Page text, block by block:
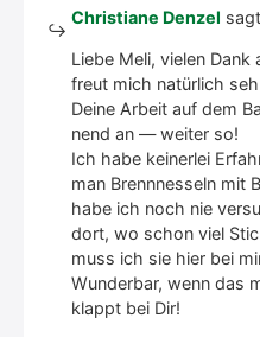
Christiane Denzel
Lie­be Meli, vie­len Dank
freut mich natür­lich
Dei­ne Arbeit auf dem
nend an — wei­ter so!
Ich habe kei­ner­lei
man Brenn­nes­seln mit
habe ich noch nie
dort, wo schon viel
muss ich sie hier bei
Wun­der­bar, wenn das
klappt bei Dir!